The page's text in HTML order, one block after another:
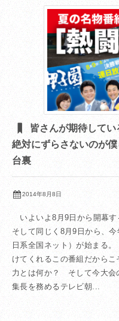
皆さんが期待して
絶対にずらさないのが
台裏
2014年8月8日
いよいよ8月9日から開幕す
そして同じく8月9日から、
日系全国ネット）が始まる
けてくれるこの番組だから
力とは何か？ そして今大
集長を務めるテレビ朝...